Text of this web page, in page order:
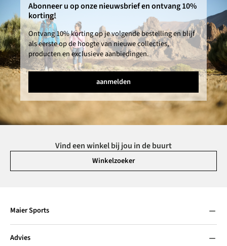
Abonneer u op onze nieuwsbrief en ontvang 10%
korting!
Ontvang 10% korting op je volgende bestelling en blijf
als eerste op de hoogte van nieuwe collecties,
producten en exclusieve aanbiedingen.
aanmelden
Vind een winkel bij jou in de buurt
Winkelzoeker
Maier Sports
Advies